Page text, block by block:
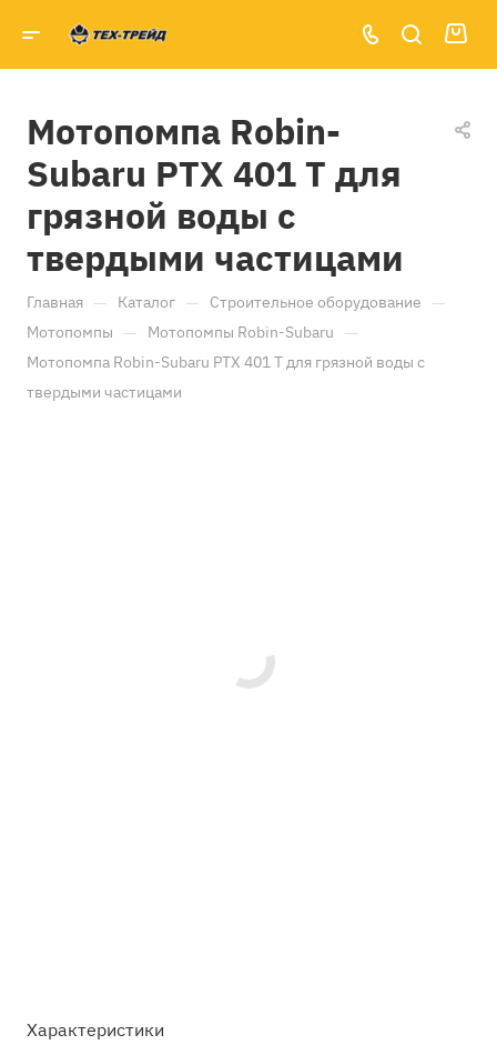
Мотопомпа Robin-
Subaru PTХ 401 T для
грязной воды c
твердыми частицами
Главная — Каталог — Строительное оборудование —
Мотопомпы — Мотопомпы Robin-Subaru —
Мотопомпа Robin-Subaru PTХ 401 T для грязной воды c
твердыми частицами
Характеристики